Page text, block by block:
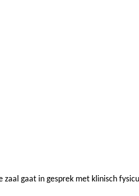
gaat in gesprek met klinisch